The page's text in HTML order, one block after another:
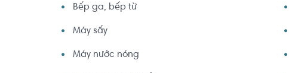
Bếp ga, bếp từ
Máy sấy
Máy nước nóng